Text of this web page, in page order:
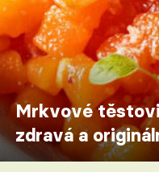
Mrkvové
zdravá a